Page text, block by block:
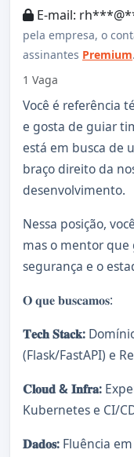
E-mail:
pela empresa, o
assinantes Premium.
1 Vaga
Você é referência
e gosta de guiar
está em busca de
braço direito da
desenvolvimento.
Nessa posição,
mas o mentor que
segurança e o
𝐎 𝐪𝐮𝐞 𝐛𝐮𝐬𝐜𝐚𝐦𝐨𝐬:
𝐓𝐞𝐜𝐡 𝐒𝐭𝐚𝐜𝐤:
(Flask/FastAPI) e
𝐂𝐥𝐨𝐮𝐝 & 𝐈𝐧𝐟𝐫𝐚:
Kubernetes e CI/
𝐃𝐚𝐝𝐨𝐬: Fluência